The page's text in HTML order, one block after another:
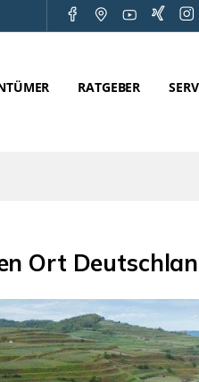
RATGEBER
Ort